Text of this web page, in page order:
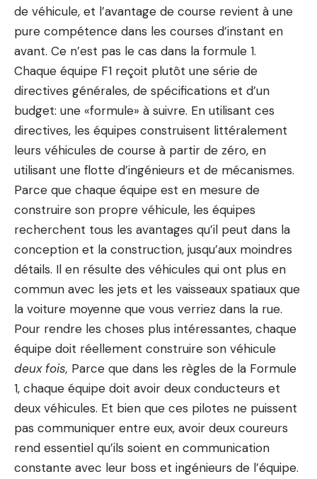
de véhicule, et l’avantage de course revient à une
pure compétence dans les courses d’instant en
avant. Ce n’est pas le cas dans la formule 1.
Chaque équipe F1 reçoit plutôt une série de
directives générales, de spécifications et d’un
budget: une «formule» à suivre. En utilisant ces
directives, les équipes construisent littéralement
leurs véhicules de course à partir de zéro, en
utilisant une flotte d’ingénieurs et de mécanismes.
Parce que chaque équipe est en mesure de
construire son propre véhicule, les équipes
recherchent tous les avantages qu’il peut dans la
conception et la construction, jusqu’aux moindres
détails. Il en résulte des véhicules qui ont plus en
commun avec les jets et les vaisseaux spatiaux que
la voiture moyenne que vous verriez dans la rue.
Pour rendre les choses plus intéressantes, chaque
équipe doit réellement construire son véhicule
deux fois, Parce que dans les règles de la Formule
1, chaque équipe doit avoir deux conducteurs et
deux véhicules. Et bien que ces pilotes ne puissent
pas communiquer entre eux, avoir deux coureurs
rend essentiel qu’ils soient en communication
constante avec leur boss et ingénieurs de l’équipe.